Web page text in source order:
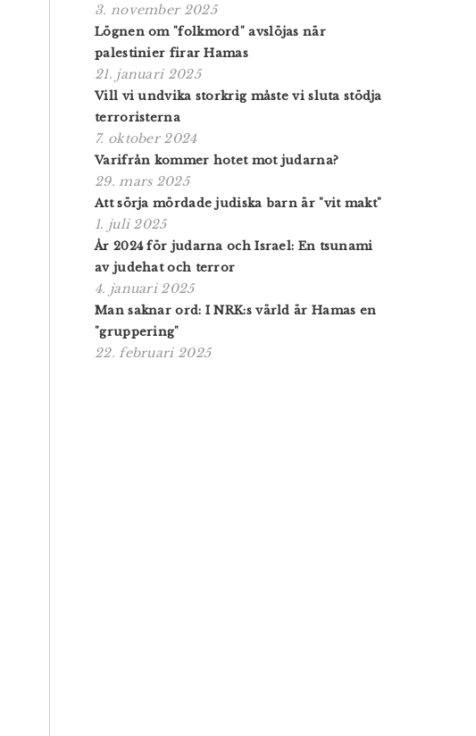
3. november 2025
Lögnen om "folkmord" avslöjas när
palestinier firar Hamas
21. januari 2025
Vill vi undvika storkrig måste vi sluta stödja
terroristerna
7. oktober 2024
Varifrån kommer hotet mot judarna?
29. mars 2025
Att sörja mördade judiska barn är "vit makt"
1. juli 2025
År 2024 för judarna och Israel: En tsunami
av judehat och terror
4. januari 2025
Man saknar ord: I NRK:s värld är Hamas en
"gruppering"
22. februari 2025